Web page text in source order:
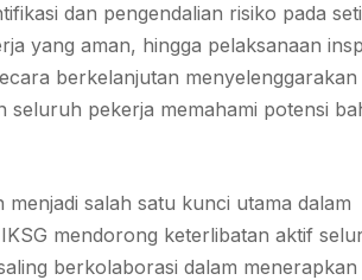
dan pengendalian risiko pada
yang aman, hingga pelaksanaan
berkelanjutan menyelenggarakan
seluruh pekerja memahami potensi
salah satu kunci utama dalam
mendorong keterlibatan aktif
berkolaborasi dalam